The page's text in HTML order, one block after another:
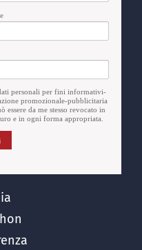
personali per fini informativi-
promozionale-pubblicitaria
essere da me stesso revocato in
e in ogni forma appropriata.